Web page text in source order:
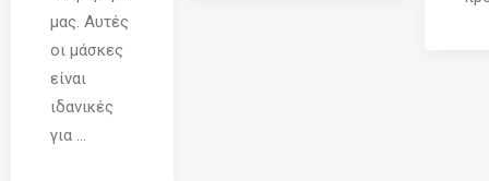
μας. Αυτές
οι μάσκες
είναι
ιδανικές
για ...